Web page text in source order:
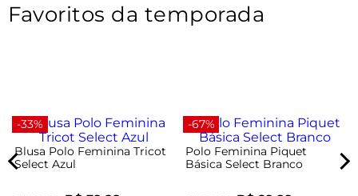
Favoritos da temporada
-33%
Blusa Polo Feminina Tricot
Select Azul
-67%
Polo Feminina Piquet
Básica Select Branco